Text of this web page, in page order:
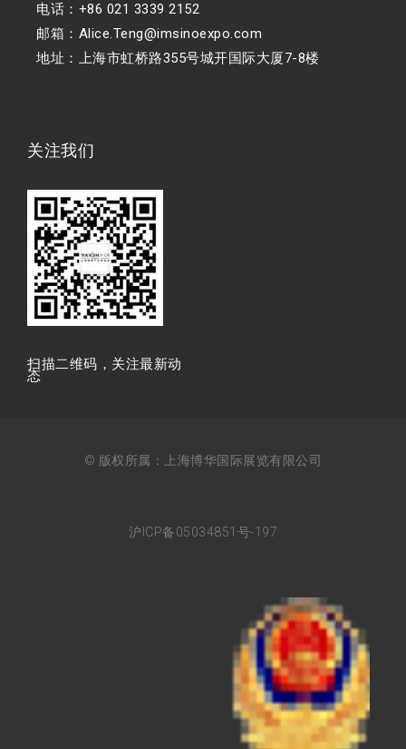
电话：+86 021 3339 2152
邮箱：Alice.Teng@imsinoexpo.com
地址：上海市虹桥路355号城开国际大厦7-8楼
关注我们
扫描⼆维码，关注最新动
态
© 版权所属：上海博华国际展览有限公司
沪ICP备05034851号-197